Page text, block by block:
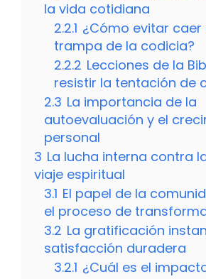
la vida cotidiana
2.2.1 ¿Cómo evitar caer
trampa de la codicia?
2.2.2 Lecciones de la
resistir la tentación de
2.3 La importancia de la
autoevaluación y el
personal
3 La lucha interna contra
viaje espiritual
3.1 El papel de la
el proceso de
3.2 La gratificación
satisfacción duradera
3.2.1 ¿Cuál es el